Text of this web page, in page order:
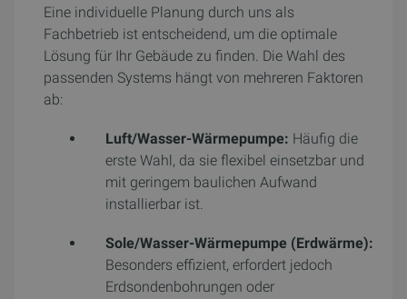
Eine individuelle Planung durch uns als
Fachbetrieb ist entscheidend, um die optimale
Lösung für Ihr Gebäude zu finden. Die Wahl des
passenden Systems hängt von mehreren Faktoren
ab:
Luft/Wasser-Wärmepumpe: Häufig die
erste Wahl, da sie flexibel einsetzbar und
mit geringem baulichen Aufwand
installierbar ist.
Sole/Wasser-Wärmepumpe (Erdwärme):
Besonders effizient, erfordert jedoch
Erdsondenbohrungen oder